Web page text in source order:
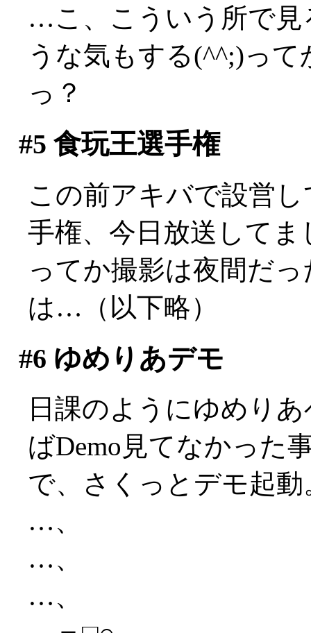
…こ、こういう所で見
うな気もする(^^;)っ
っ？
#5 食玩王選手権
この前アキバで設営
手権、今日放送して
ってか撮影は夜間だ
は…（以下略）
#6 ゆめりあデモ
日課のようにゆめり
ばDemo見てなかった
で、さくっとデモ起動
…、
…、
…、